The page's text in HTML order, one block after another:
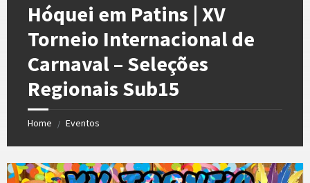
Hóquei em Patins | XV
Torneio Internacional de
Carnaval – Seleções
Regionais Sub15
Home / Eventos